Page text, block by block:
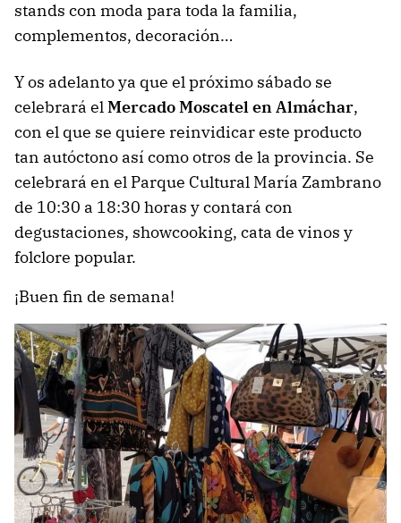
stands con moda para toda la familia,
complementos, decoración…
Y os adelanto ya que el próximo sábado se
celebrará elMercado Moscatel en Almáchar,
con el que se quiere reinvidicar este producto
tan autóctono así como otros de la provincia. Se
celebrará en el Parque Cultural María Zambrano
de 10:30 a 18:30 horas y contará con
degustaciones, showcooking, cata de vinos y
folclore popular.
¡Buen fin de semana!